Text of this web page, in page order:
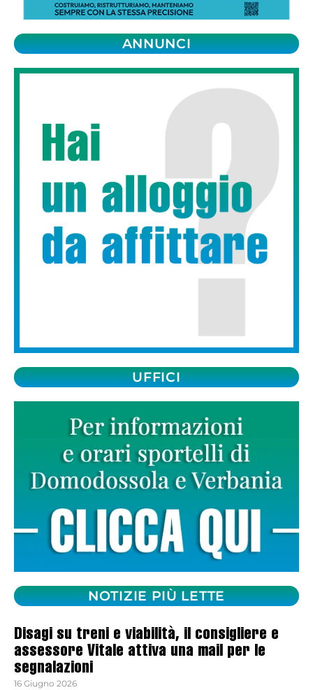
ANNUNCI
UFFICI
NOTIZIE PIÙ LETTE
Disagi su treni e viabilità, il consigliere e
assessore Vitale attiva una mail per le
segnalazioni
16 Giugno 2026